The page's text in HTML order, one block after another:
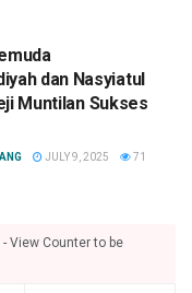
dan Nasyiatul
Muntilan Sukses
JULY 9, 2025 71
View Counter to be